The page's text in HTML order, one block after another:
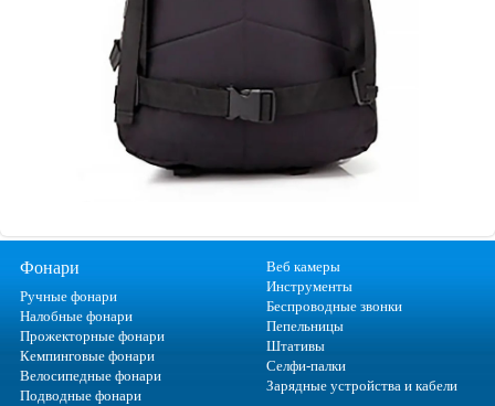
Фонари
Ручные фонари
Налобные фонари
Прожекторные фонари
Кемпинговые фонари
Велосипедные фонари
Подводные фонари
Веб камеры
Инструменты
Беспроводные звонки
Пепельницы
Штативы
Селфи-палки
Зарядные устройства и кабели